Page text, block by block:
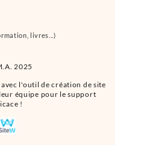
2025
l'outil de création de site
équipe pour le support
!
livres...)